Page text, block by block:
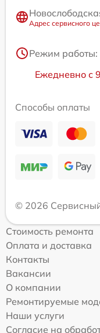
Адрес сервисного
Режим работы:
Ежедневно с
Способы оплаты
© 2026
Стоимость ремонта
Оплата и доставка
Контакты
Вакансии
О компании
Ремонтируемые
Наши услуги
Согласие на